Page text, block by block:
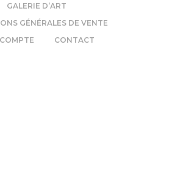
GALERIE D’ART
GÉNÉRALES DE VENTE
CONTACT